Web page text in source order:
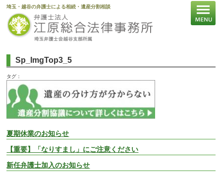
埼玉・越谷の弁護士による相続・遺産分割相談
Sp_ImgTop3_5
タグ：
夏期休業のお知らせ
【重要】「なりすまし」にご注意ください
新任弁護士加入のお知らせ